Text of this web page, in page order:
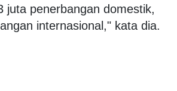
juta penerbangan domestik,
internasional," kata dia.